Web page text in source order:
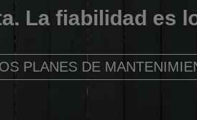
La fiabilidad es
PLANES DE